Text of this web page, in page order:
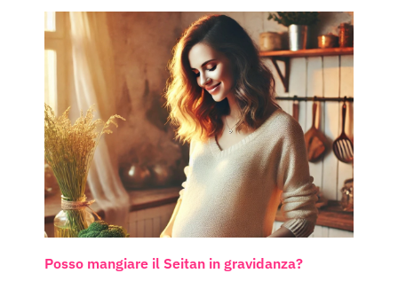
Posso mangiare il Seitan in gravidanza?